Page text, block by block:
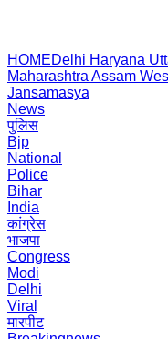
HOMEDelhi Haryana
Maharashtra Assam
Jansamasya
News
पुलिस
Bjp
National
Police
Bihar
India
कांग्रेस
भाजपा
Congress
Modi
Delhi
Viral
मारपीट